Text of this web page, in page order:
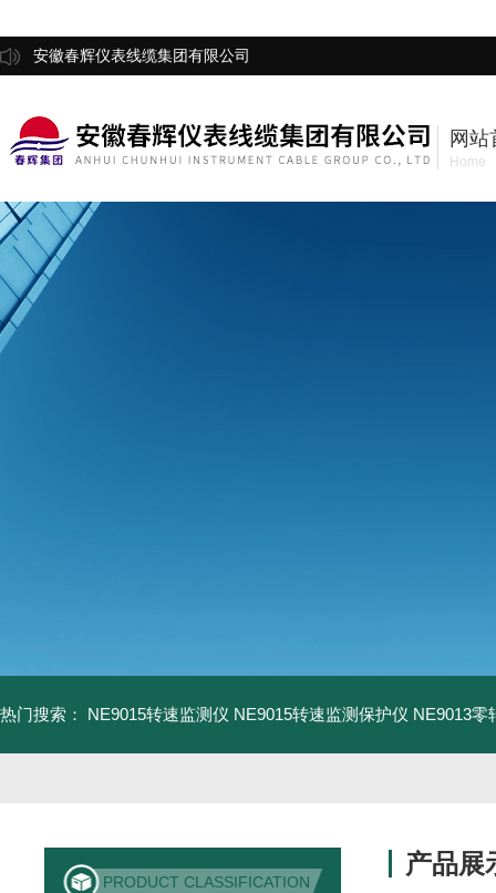
安徽春辉仪表线缆集团有限公司
网站
Home
热门搜索： NE9015转速监测仪 NE9015转速监测保护仪 NE9013零
PRODUCT CLASSIFICATION
产品展